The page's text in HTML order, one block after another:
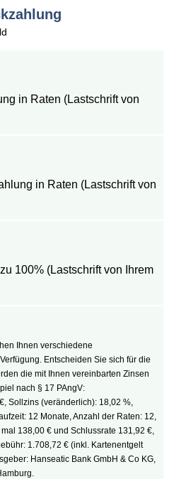
in Raten (Lastschrift von
in Raten (Lastschrift von
100% (Lastschrift von Ihrem
Ihnen verschiedene
Entscheiden Sie sich für die
die mit Ihnen vereinbarten Zinsen
nach § 17 PAngV:
Sollzins (veränderlich): 18,02 %,
12 Monate, Anzahl der Raten: 12,
138,00 € und Schlussrate 131,92 €,
1.708,72 € (inkl. Kartenentgelt
Hanseatic Bank GmbH & Co KG,